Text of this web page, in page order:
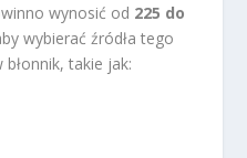
wynosić od 225 do
wybierać źródła tego
takie jak: